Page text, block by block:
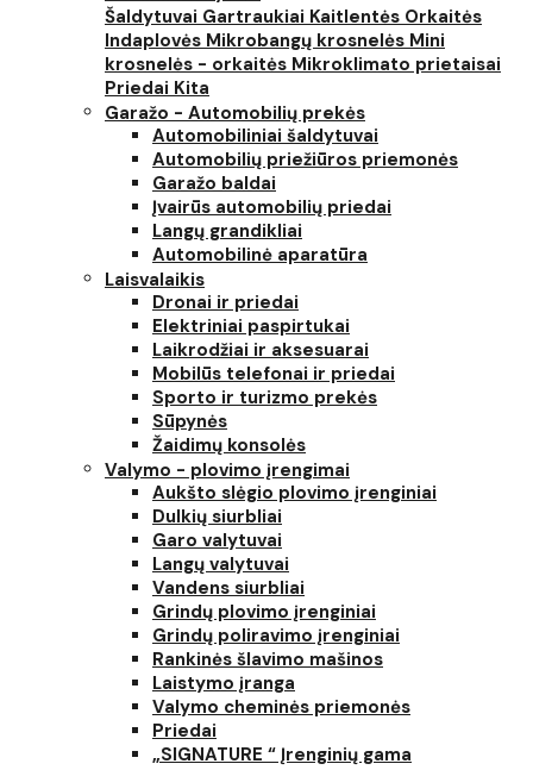
Šaldytuvai Gartraukiai Kaitlentės Orkaitės
Indaplovės Mikrobangų krosnelės Mini
krosnelės - orkaitės Mikroklimato prietaisai
Priedai Kita
Garažo - Automobilių prekės
Automobiliniai šaldytuvai
Automobilių priežiūros priemonės
Garažo baldai
Įvairūs automobilių priedai
Langų grandikliai
Automobilinė aparatūra
Laisvalaikis
Dronai ir priedai
Elektriniai paspirtukai
Laikrodžiai ir aksesuarai
Mobilūs telefonai ir priedai
Sporto ir turizmo prekės
Sūpynės
Žaidimų konsolės
Valymo - plovimo įrengimai
Aukšto slėgio plovimo įrenginiai
Dulkių siurbliai
Garo valytuvai
Langų valytuvai
Vandens siurbliai
Grindų plovimo įrenginiai
Grindų poliravimo įrenginiai
Rankinės šlavimo mašinos
Laistymo įranga
Valymo cheminės priemonės
Priedai
„SIGNATURE “ Įrenginių gama